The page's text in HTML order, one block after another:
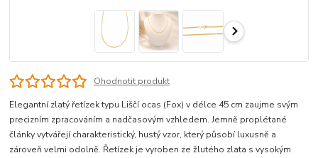
Ohodnotit produkt
Elegantní zlatý řetízek typu Liščí ocas (Fox) v délce 45 cm zaujme svým
precizním zpracováním a nadčasovým vzhledem. Jemně proplétané
články vytvářejí charakteristický, hustý vzor, který působí luxusně a
zároveň velmi odolně. Řetízek je vyroben ze žlutého zlata s vysokým